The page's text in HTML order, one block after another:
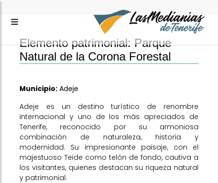
Elemento patrimonial: Parque
Natural de la Corona Forestal
Municipio: Adeje
Adeje es un destino turístico de renombre
internacional y uno de los más apreciados de
Tenerife, reconocido por su armoniosa
combinación de naturaleza, historia y
modernidad. Su impresionante paisaje, con el
majestuoso Teide como telón de fondo, cautiva a
los visitantes, quienes destacan su riqueza natural
y patrimonial.